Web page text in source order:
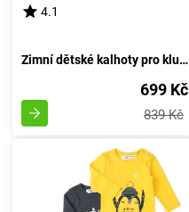
4.1
Zimní dětské kalhoty pro kluky, Pidilidi, PD1083-04, azurová - velikost 98 | 3 roky
699 Kč
839 Kč